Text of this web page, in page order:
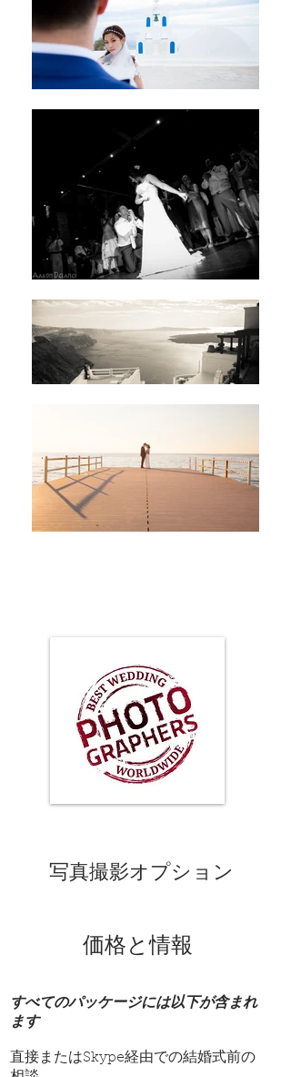
写真撮影オプション
価格と情報
すべてのパッケージには以下が含まれ
ます
直接またはSkype経由での結婚式前の